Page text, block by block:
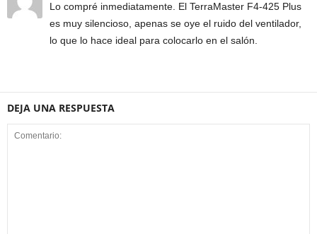
Lo compré inmediatamente. El TerraMaster F4-425 Plus
es muy silencioso, apenas se oye el ruido del ventilador,
lo que lo hace ideal para colocarlo en el salón.
DEJA UNA RESPUESTA